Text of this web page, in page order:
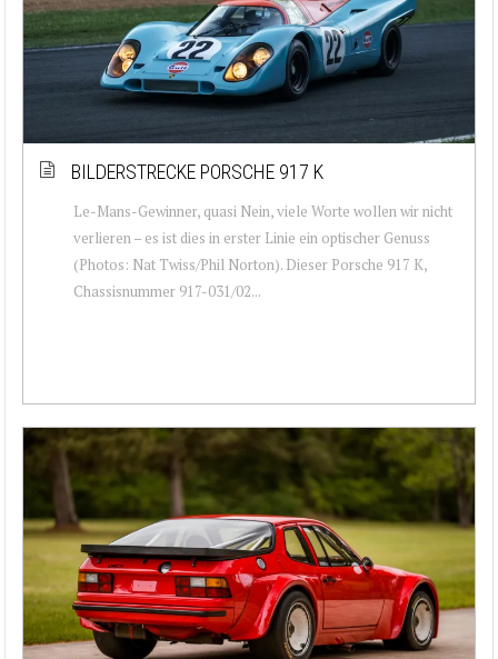
BILDERSTRECKE PORSCHE 917 K
Le-Mans-Gewinner, quasi Nein, viele Worte wollen wir nicht
verlieren – es ist dies in erster Linie ein optischer Genuss
(Photos: Nat Twiss/Phil Norton). Dieser Porsche 917 K,
Chassisnummer 917-031/02...